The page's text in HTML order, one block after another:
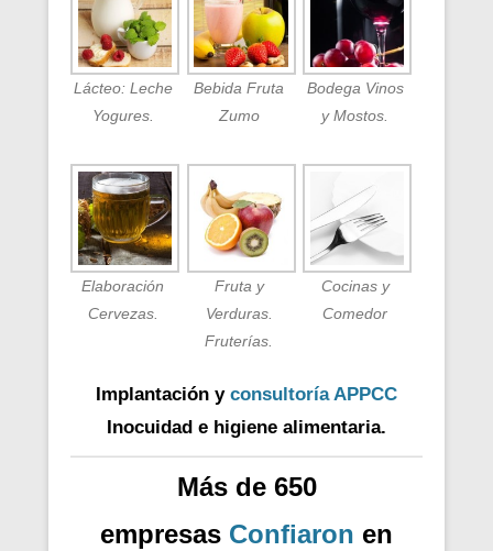
Lácteo: Leche
Yogures.
Bebida Fruta
Zumo
Bodega Vinos
y Mostos.
Elaboración
Cervezas.
Fruta y
Verduras.
Fruterías.
Cocinas y
Comedor
Implantación y consultoría APPCC
Inocuidad e higiene alimentaria.
Más de 650
empresas Confiaron en